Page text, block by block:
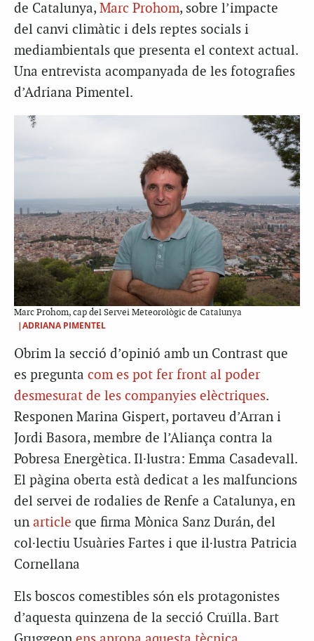
de Catalunya, Marc Prohom, sobre l’impacte
del canvi climàtic i dels reptes socials i
mediambientals que presenta el context actual.
Una entrevista acompanyada de les fotografies
d’Adriana Pimentel.
Marc Prohom, cap del Servei Meteorològic de Catalunya
|ADRIANA PIMENTEL
Obrim la secció d’opinió amb un Contrast que
es pregunta com es pot fer front al poder
desmesurat de les companyies elèctriques.
Responen Marina Gispert, portaveu d’Arran i
Jordi Basora, membre de l’Aliança contra la
Pobresa Energètica. Il·lustra: Emma Casadevall.
El pàgina oberta està dedicat a les malfuncions
del servei de rodalies de Renfe a Catalunya, en
un article que firma Mònica Sanz Durán, del
col·lectiu Usuàries Fartes i que il·lustra Patricia
Cornellana
Els boscos comestibles són els protagonistes
d’aquesta quinzena de la secció Cruïlla. Bart